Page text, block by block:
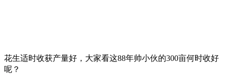
花生适时收获产量好，大家看这88年帅小伙的300亩何时收好
呢？